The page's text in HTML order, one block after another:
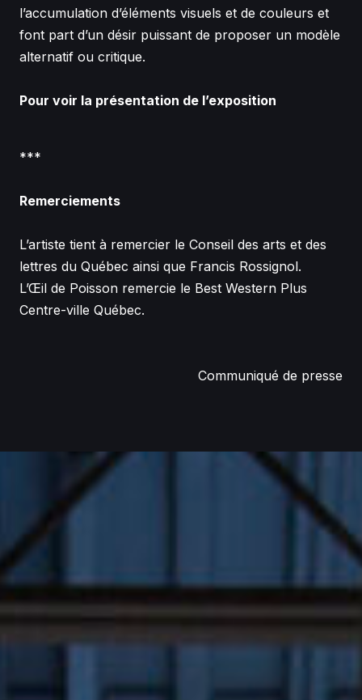
l’accumulation d’éléments visuels et de couleurs et
font part d’un désir puissant de proposer un modèle
alternatif ou critique.
Pour voir la présentation de l’exposition
***
Remerciements
L’artiste tient à remercier le Conseil des arts et des
lettres du Québec ainsi que Francis Rossignol.
L’Œil de Poisson remercie le Best Western Plus
Centre-ville Québec.
Communiqué de presse